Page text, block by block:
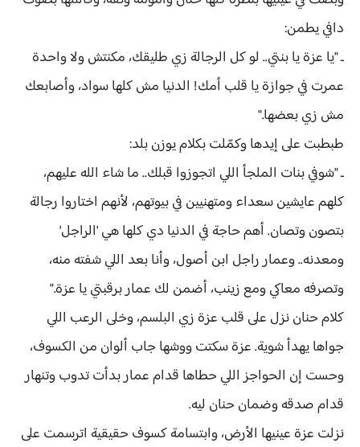
دافي يطمن:
ـ "يا عزة يا بنتي.. لو كل الرجالة زي طليقك، مكنتش ولا واحدة
عمرت في جوازة يا قلب أمك! الدنيا مش كلها سواد، وأصابعك
مش زي بعضها."
طبطبت على إيدها وكمّلت بكلام يوزن بلد:
ـ "شوفي بنات الملجأ اللي اتجوزوا قبلك.. ما شاء الله عليهم،
كلهم عايشين سعداء ومتهنيين في بيوتهم، لأنهم اختاروا رجالة
بتصون وتصان. أهم حاجة في الدنيا دي كلها هي 'الراجل'
ومعدنه.. وعمار راجل ابن أصول، وأنا بعد اللي شفته منه،
وتصرفه معاكي ومع زينب، أضمن لك عمار برقبتي يا عزة."
كلام حنان نزل على قلب عزة زي البلسم، وخلى الرعب اللي
جواها يهدأ شوية. عزة سكتت ووشها جاب ألوان من الكسوف،
وحست إن الحواجز اللي حطاها قدام عمار بدأت تدوب وتنهار
قدام صدقه وضمان حنان ليه.
نزلت عزة عينيها الأرض، وابتسامة كسوف حقيقية اترسمت على